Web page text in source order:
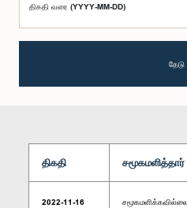
திகதி வரை (YYYY-MM-DD)
தேடு
திகதி
2022-11-16